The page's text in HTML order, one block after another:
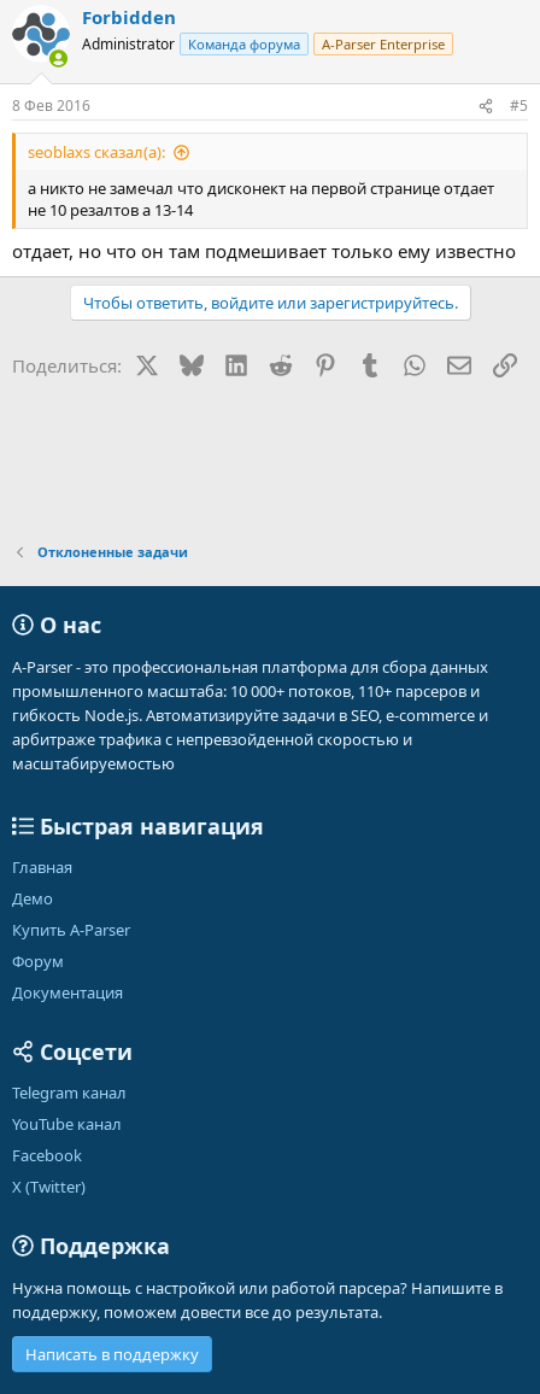
Forbidden
Administrator Команда форума A-Parser Enterprise
8 Фев 2016 #5
seoblaxs сказал(а):
а никто не замечал что дисконект на первой странице отдает
не 10 резалтов а 13-14
отдает, но что он там подмешивает только ему известно
Чтобы ответить, войдите или зарегистрируйтесь.
Поделиться: BlueskyLinkedIn
Reddit PinterestTumblr WhatsApp
Отклоненные задачи
О нас
A-Parser - это профессиональная платформа для сбора данных
промышленного масштаба: 10 000+ потоков, 110+ парсеров и
гибкость Node.js. Автоматизируйте задачи в SEO, e-commerce и
арбитраже трафика с непревзойденной скоростью и
масштабируемостью
Быстрая навигация
Главная
Демо
Купить A-Parser
Форум
Документация
Соцсети
Telegram канал
YouTube канал
Facebook
X (Twitter)
Поддержка
Нужна помощь с настройкой или работой парсера? Напишите в
поддержку, поможем довести все до результата.
Написать в поддержку